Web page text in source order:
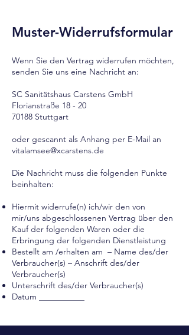
Muster-Widerrufsformular
Wenn Sie den Vertrag widerrufen möchten,
senden Sie uns eine Nachricht an:
SC Sanitätshaus Carstens GmbH
Florianstraße 18 - 20
70188 Stuttgart
oder gescannt als Anhang per E-Mail an
vitalamsee@xcarstens.de
Die Nachricht muss die folgenden Punkte
beinhalten:
Hiermit widerrufe(n) ich/wir den von
mir/uns abgeschlossenen Vertrag über den
Kauf der folgenden Waren oder die
Erbringung der folgenden Dienstleistung
Bestellt am /erhalten am – Name des/der
Verbraucher(s) – Anschrift des/der
Verbraucher(s)
Unterschrift des/der Verbraucher(s)
Datum ___________